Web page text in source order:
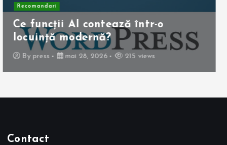
Recomandari
Operația de colecist laparoscopică:
beneficii pentru pacient
Bypress mai 10, 2026 255 views
Contact